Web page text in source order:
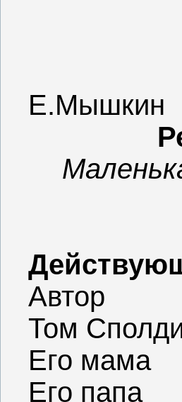
Е.Мышкин
Автор
Том
Его мама
Его папа